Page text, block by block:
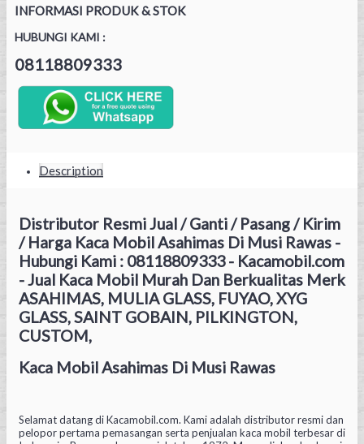
INFORMASI PRODUK & STOK
HUBUNGI KAMI :
08118809333
Description
Distributor Resmi Jual / Ganti / Pasang / Kirim
/ Harga Kaca Mobil Asahimas Di Musi Rawas -
Hubungi Kami : 08118809333 - Kacamobil.com
- Jual Kaca Mobil Murah Dan Berkualitas Merk
ASAHIMAS, MULIA GLASS, FUYAO, XYG
GLASS, SAINT GOBAIN, PILKINGTON,
CUSTOM,
Kaca Mobil Asahimas Di Musi Rawas
Selamat datang di Kacamobil.com. Kami adalah distributor resmi dan
pelopor pertama pemasangan serta penjualan kaca mobil terbesar di